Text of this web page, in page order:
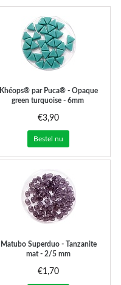
Khéops® par Puca® - Opaque
green turquoise - 6mm
€3,90
Bestel nu
MatuboSuperduo - Tanzanite
mat - 2/5 mm
€1,70